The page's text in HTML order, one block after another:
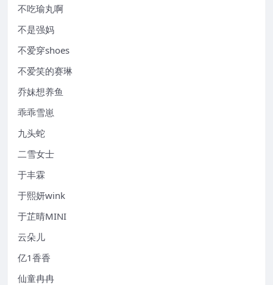
不吃瑜丸啊
不是强妈
不爱穿shoes
不爱笑的赛琳
乔妹想养鱼
乖乖雪崽
九头蛇
二雪女士
于丰霖
于熙妍wink
于芷晴MINI
云朵儿
亿1香香
仙童冉冉